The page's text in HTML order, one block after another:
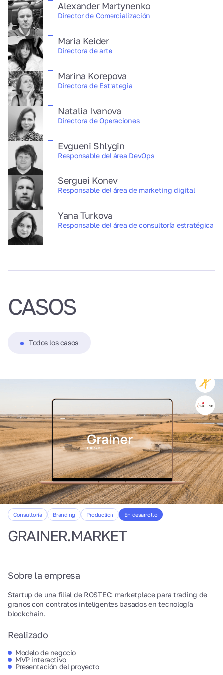
Alexander Martynenko
Director de Comercialización
Maria Keider
Directora de arte
Marina Korepova
Directora de Estrategia
Natalia Ivanova
Directora de Operaciones
Evgueni Shlygin
Responsable del área DevOps
Serguei Konev
Responsable del área de marketing digital
Yana Turkova
Responsable del área de consultoría estratégica
CASOS
Todos los casos
Consultoría Branding Production En desarrollo
GRAINER.MARKET
Sobre la empresa
Startup de una filial de ROSTEC: marketplace para trading de
granos con contratos inteligentes basados en tecnología
blockchain.
Realizado
Modelo de negocio
MVP interactivo
Presentación del proyecto